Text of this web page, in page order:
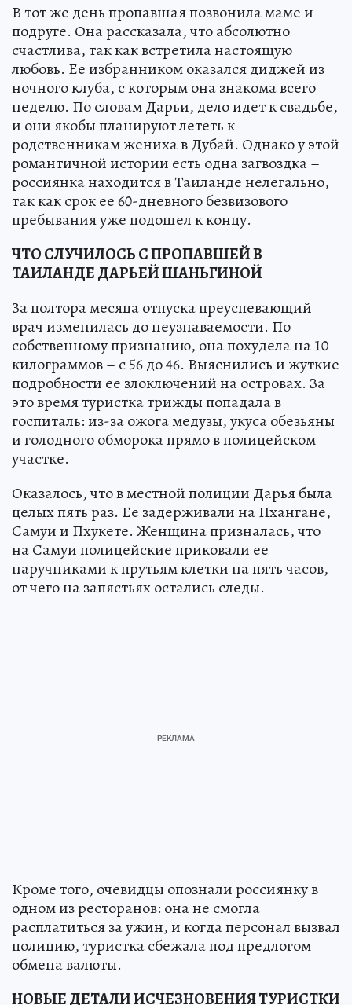
В тот же день пропавшая позвонила маме и
подруге. Она рассказала, что абсолютно
счастлива, так как встретила настоящую
любовь. Ее избранником оказался диджей из
ночного клуба, с которым она знакома всего
неделю. По словам Дарьи, дело идет к свадьбе,
и они якобы планируют лететь к
родственникам жениха в Дубай. Однако у этой
романтичной истории есть одна загвоздка –
россиянка находится в Таиланде нелегально,
так как срок ее 60-дневного безвизового
пребывания уже подошел к концу.
ЧТО СЛУЧИЛОСЬ С ПРОПАВШЕЙ В
ТАИЛАНДЕ ДАРЬЕЙ ШАНЬГИНОЙ
За полтора месяца отпуска преуспевающий
врач изменилась до неузнаваемости. По
собственному признанию, она похудела на 10
килограммов – с 56 до 46. Выяснились и жуткие
подробности ее злоключений на островах. За
это время туристка трижды попадала в
госпиталь: из-за ожога медузы, укуса обезьяны
и голодного обморока прямо в полицейском
участке.
Оказалось, что в местной полиции Дарья была
целых пять раз. Ее задерживали на Пхангане,
Самуи и Пхукете. Женщина призналась, что
на Самуи полицейские приковали ее
наручниками к прутьям клетки на пять часов,
от чего на запястьях остались следы.
Кроме того, очевидцы опознали россиянку в
одном из ресторанов: она не смогла
расплатиться за ужин, и когда персонал вызвал
полицию, туристка сбежала под предлогом
обмена валюты.
НОВЫЕ ДЕТАЛИ ИСЧЕЗНОВЕНИЯ ТУРИСТКИ